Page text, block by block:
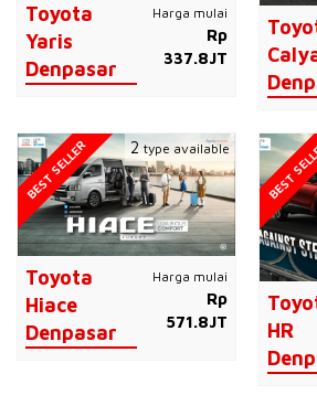
Toyota
Yaris
Denpasar
Harga mulai
Rp
337.8JT
Toyota
Hiace
Denpasar
Harga mulai
Rp
571.8JT
BEST SELLER 2type available
HR
BEST